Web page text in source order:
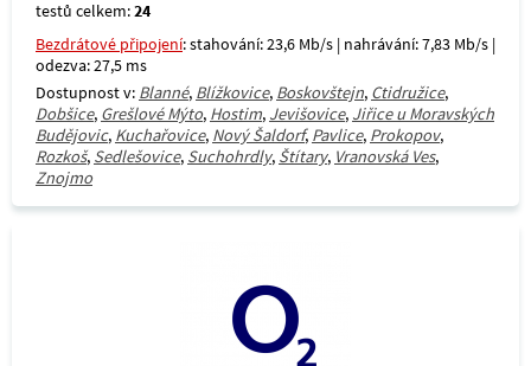
testů celkem:24
Bezdrátové připojení: stahování: 23,6 Mb/s | nahrávání: 7,83 Mb/s |
odezva: 27,5 ms
Dostupnost v: Blanné, Blížkovice, Boskovštejn, Ctidružice,
Dobšice, Grešlové Mýto, Hostim, Jevišovice, Jiřice u Moravských
Budějovic, Kuchařovice, Nový Šaldorf, Pavlice, Prokopov,
Rozkoš, Sedlešovice, Suchohrdly, Štítary, Vranovská Ves,
Znojmo